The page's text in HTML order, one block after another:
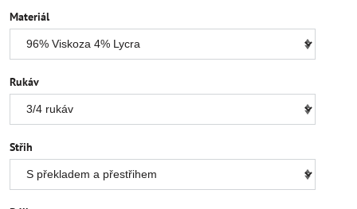
Materiál
Rukáv
Střih